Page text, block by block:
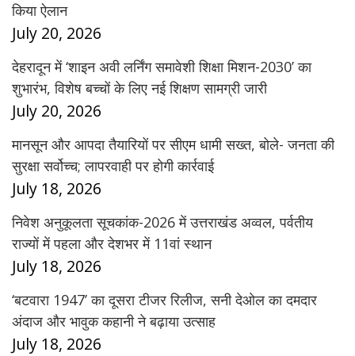
किया ऐलान
July 20, 2026
देहरादून में ‘शाइन अवी लर्निंग समावेशी शिक्षा मिशन-2030’ का
शुभारंभ, विशेष बच्चों के लिए नई शिक्षण सामग्री जारी
July 20, 2026
मानसून और आपदा तैयारियों पर सीएम धामी सख्त, बोले- जनता की
सुरक्षा सर्वोच्च; लापरवाही पर होगी कार्रवाई
July 18, 2026
निवेश अनुकूलता सूचकांक-2026 में उत्तराखंड अव्वल, पर्वतीय
राज्यों में पहला और देशभर में 11वां स्थान
July 18, 2026
‘बटवारा 1947’ का दूसरा टीजर रिलीज, सनी देओल का दमदार
अंदाज और भावुक कहानी ने बढ़ाया उत्साह
July 18, 2026